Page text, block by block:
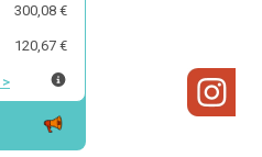
300,08 €
120,67 €
>